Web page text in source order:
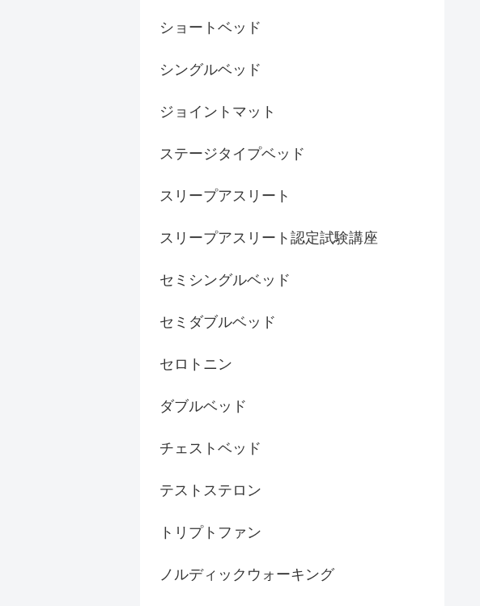
ショートベッド
シングルベッド
ジョイントマット
ステージタイプベッド
スリープアスリート
スリープアスリート認定試験講座
セミシングルベッド
セミダブルベッド
セロトニン
ダブルベッド
チェストベッド
テストステロン
トリプトファン
ノルディックウォーキング